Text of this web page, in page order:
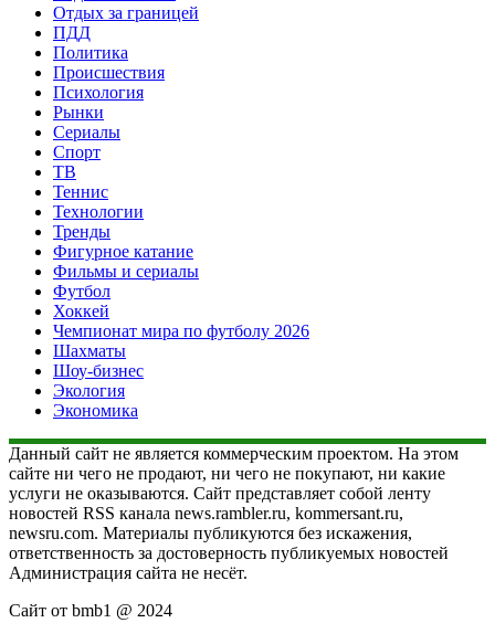
Отдых за границей
ПДД
Политика
Происшествия
Психология
Рынки
Сериалы
Спорт
ТВ
Теннис
Технологии
Тренды
Фигурное катание
Фильмы и сериалы
Футбол
Хоккей
Чемпионат мира по футболу 2026
Шахматы
Шоу-бизнес
Экология
Экономика
Данный сайт не является коммерческим проектом. На этом
сайте ни чего не продают, ни чего не покупают, ни какие
услуги не оказываются. Сайт представляет собой ленту
новостей RSS канала news.rambler.ru, kommersant.ru,
newsru.com. Материалы публикуются без искажения,
ответственность за достоверность публикуемых новостей
Администрация сайта не несёт.
Сайт от bmb1 @ 2024